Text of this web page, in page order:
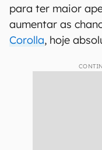
para ter maior
aumentar as
Corolla, hoje